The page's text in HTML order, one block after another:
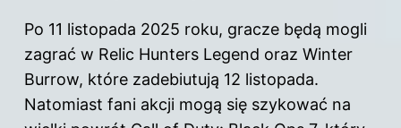
Po 11 listopada 2025 roku, gracze będą mogli
zagrać w Relic Hunters Legend oraz Winter
Burrow, które zadebiutują 12 listopada.
Natomiast fani akcji mogą się szykować na